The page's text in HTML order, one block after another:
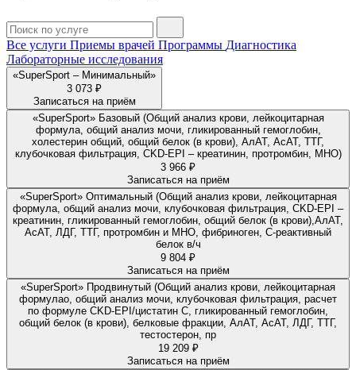
Все услуги Приемы врачей Программы Диагностика
Лабораторные исследования
«SuperSport – Минимальный»
3 073 ₽
Записаться на приём
«SuperSport» Базовый (Общий анализ крови, лейкоцитарная
формула, общий анализ мочи, гликированный гемоглобин,
холестерин общий, общий белок (в крови), АлАТ, АсАТ, ТТГ,
клубочковая фильтрация, CKD-EPI – креатинин, протромбин, МНО)
3 966 ₽
Записаться на приём
«SuperSport» Оптимальный (Общий анализ крови, лейкоцитарная
формула, общий анализ мочи, клубочковая фильтрация, CKD-EPI –
креатинин, гликированный гемоглобин, общий белок (в крови),АлАТ,
АсАТ, ЛДГ, ТТГ, протромбин и МНО, фибриноген, С-реактивный
белок в/ч
9 804 ₽
Записаться на приём
«SuperSport» Продвинутый (Общий анализ крови, лейкоцитарная
формулао, общий анализ мочи, клубочковая фильтрация, расчет
по формуле CKD-EPI/цистатин С, гликированный гемоглобин,
общий белок (в крови), белковые фракции, АлАТ, АсАТ, ЛДГ, ТТГ,
тестостерон, пр
19 209 ₽
Записаться на приём